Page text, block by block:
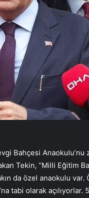
Bahçesi
Tekin, “Milli Eğitim
da özel anaokulu var.
tabi olarak açılıyorlar.